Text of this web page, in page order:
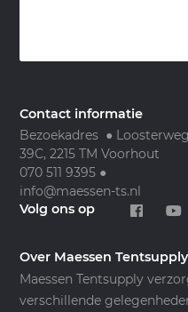
Contact informatie
Bezoekadres ● Loosterweg
39C, 2215 TM Voorhout
070 511 9395 ●
info@maessen-ts.nl
Volg ons op
Over Maessen Tentsupply
Maessen Tentsupply
verschillende